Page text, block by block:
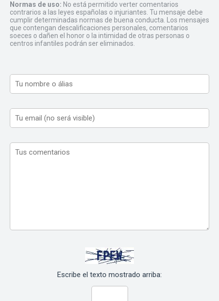
Normas de uso: No está permitido verter comentarios
contrarios a las leyes españolas o injuriantes. Tu mensaje debe
cumplir determinadas normas de buena conducta. Los mensajes
que contengan descalificaciones personales, comentarios
soeces o dañen el honor o la intimidad de otras personas o
centros infantiles podrán ser eliminados.
Escribe el texto mostrado arriba: